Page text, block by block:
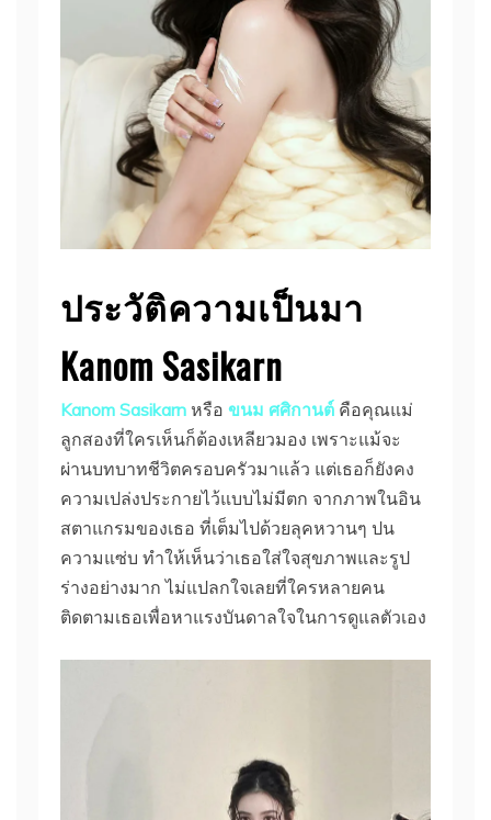
ประวัติความเป็นมา
Kanom Sasikarn
Kanom Sasikarn หรือ ขนม ศศิกานต์ คือคุณแม่
ลูกสองที่ใครเห็นก็ต้องเหลียวมอง เพราะแม้จะ
ผ่านบทบาทชีวิตครอบครัวมาแล้ว แต่เธอก็ยังคง
ความเปล่งประกายไว้แบบไม่มีตก จากภาพในอิน
สตาแกรมของเธอ ที่เต็มไปด้วยลุคหวานๆ ปน
ความแซ่บ ทำให้เห็นว่าเธอใส่ใจสุขภาพและรูป
ร่างอย่างมาก ไม่แปลกใจเลยที่ใครหลายคน
ติดตามเธอเพื่อหาแรงบันดาลใจในการดูแลตัวเอง